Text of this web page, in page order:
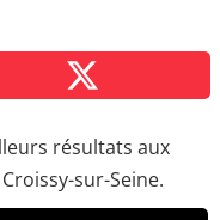
résultats aux
sur-Seine.